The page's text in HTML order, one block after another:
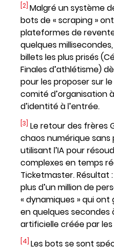
[2] Malgré un système
bots de « scraping »
plateformes de
quelques
billets les plus prisés
Finales d’athlétisme)
pour les proposer sur
comité d’organisation
d’identité à l’entrée.
[3] Le retour des frères
chaos numérique
utilisant l’IA pour
complexes en temps
Ticketmaster. Résultat
plus d’un million de
« dynamiques » qui ont
en quelques secondes
artificielle créée par
[4] Les bots se sont